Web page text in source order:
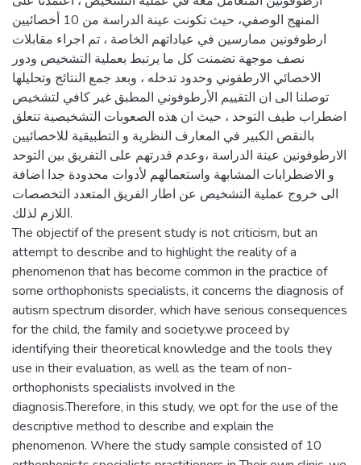
المنهج الوصفي، حيث تكونت عينة الدراسة من 10 أخصائيين
ارطوفونين ممارسين في عياداتهم الخاصة ، تم اجراء مقابلات
نصف موجهة تضمنت كل ما يرتبط بعملية التشخيص ودور
الاخصائي الارطفوني وحدود تدخله ، وبعد جمع النتائج وتحليلها
توصلنا الى ان التقييم الأرطوفوني المطبق غير كافي لتشخيص
اضطراب طيف التوحد ، حيث ان هذه الصعوبات التشخيصية تتعلق
بالنقص الكبير في المعارف النظرية و التطبيقية للاخصائيين
الارطوفونين عينة الدراسة ،وعدم قدرتهم على التفريق بين التوحد
و الاضطرابات المشابهة واستعمالهم لأدوات محدودة جدا اضافة
الى خروج عملية التشخيص عن اطار الفريق المتعدد التخصصات
اللازم لذلك.
The objectif of the present study is not criticism, but an
attempt to describe and to highlight the reality of a
phenomenon that has become common in the practice of
some orthophonists specialists, it concerns the diagnosis of
autism spectrum disorder, which have serious consequences
for the child, the family and society.we proceed by
identifying their theoretical knowledge and the tools they
use in their evaluation, as well as the team of non-
orthophonists specialists involved in the
diagnosis.Therefore, in this study, we opt for the use of the
descriptive method to describe and explain the
phenomenon. Where the study sample consisted of 10